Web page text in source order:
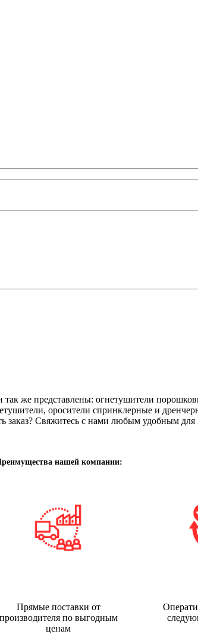
же представлены: огнетушители
оросители спринклерные и
заказ? Свяжитесь с нами любым удобным для
нашей компании:
Прямые поставки от
производителя по выгодным
ценам